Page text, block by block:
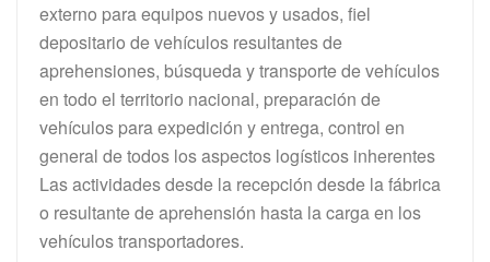
externo para equipos nuevos y usados, fiel
depositario de vehículos resultantes de
aprehensiones, búsqueda y transporte de vehículos
en todo el territorio nacional, preparación de
vehículos para expedición y entrega, control en
general de todos los aspectos logísticos inherentes
Las actividades desde la recepción desde la fábrica
o resultante de aprehensión hasta la carga en los
vehículos transportadores.